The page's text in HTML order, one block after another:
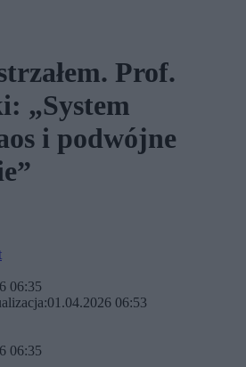
Prof.
„System
i podwójne
06:35
01.04.2026 06:53
06:35